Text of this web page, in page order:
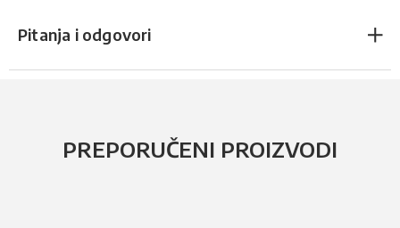
Pitanja i odgovori
PREPORUČENI PROIZVODI